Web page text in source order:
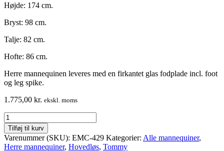
Højde: 174 cm.
Bryst: 98 cm.
Talje: 82 cm.
Hofte: 86 cm.
Herre mannequinen leveres med en firkantet glas fodplade incl. foot
og leg spike.
1.775,00 kr. ekskl. moms
Herre
mannequin
-
hovedløs
Tilføj til kurv
Varenummer (SKU): EMC-429 Kategorier: Alle mannequiner,
Herre mannequiner, Hovedløs, Tommy